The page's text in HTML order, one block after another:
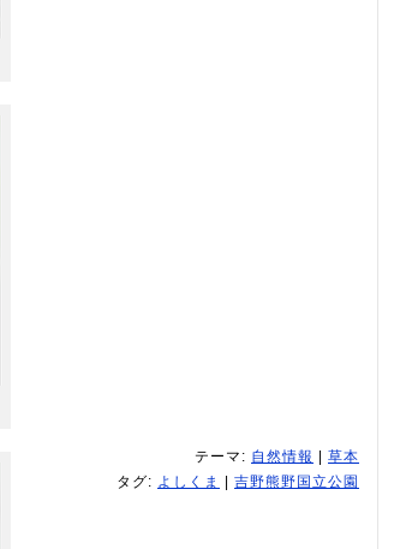
テーマ: 自然情報
草本
タグ: よしくま 吉野熊野国立公園